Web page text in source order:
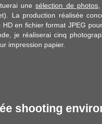
unesélection de photos,
La production réalisée
HD en fichier format JPEG
je réaliserai cinq
impression papier.
shooting